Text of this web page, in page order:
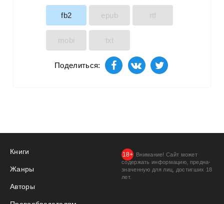
fb2 epub rtf
mobi txt
Поделиться:
Книги
Жанры
Авторы
Внимание! Сайт может
содержать информацию, предна­
значенную для лиц, дости­гших 18
лет.